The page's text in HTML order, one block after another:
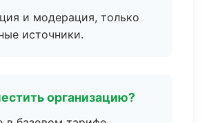
и модерация, только
источники.
организацию?